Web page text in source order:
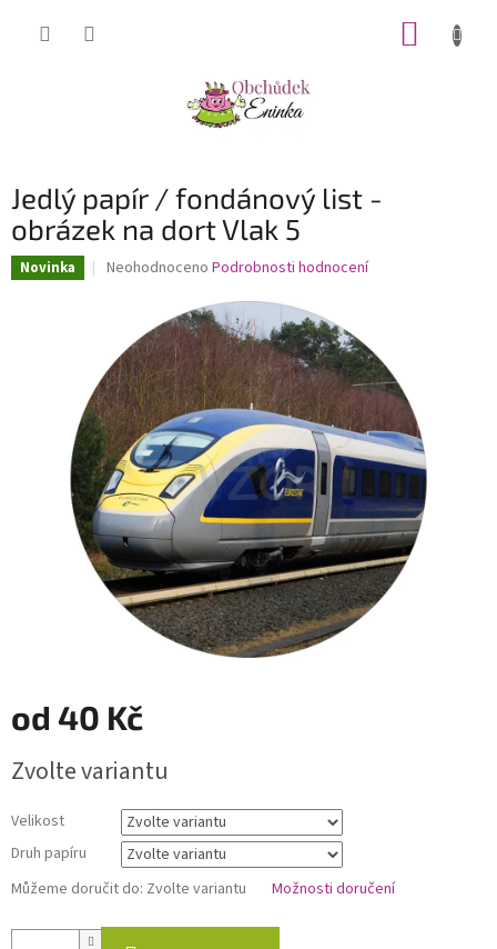
Jedlý papír / fondánový list -
obrázek na dort Vlak 5
Novinka
Průměrné
0,0
z
5
hvězdiček.
Neohodnoceno Podrobnosti hodnocení
od 40 Kč
cena:
Zvolte variantu
Velikost
Druh papíru
Můžeme doručit do: Zvolte variantu Možnosti doručení